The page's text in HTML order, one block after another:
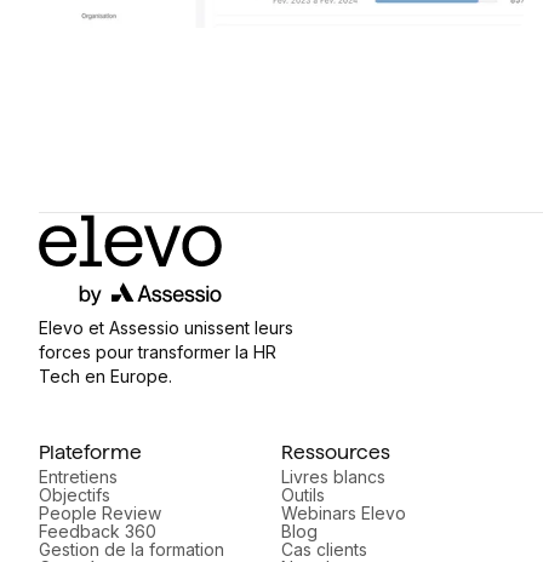
Elevo et Assessio unissent leurs
forces pour transformer la HR
Tech en Europe.
Plateforme
Entretiens
Objectifs
People Review
Feedback 360
Gestion de la formation
Ressources
Livres blancs
Outils
Webinars Elevo
Blog
Cas clients